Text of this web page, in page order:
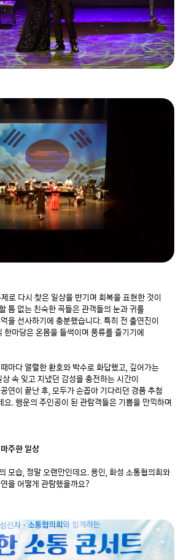
제로 다시 찾은 일상을 반기며 회복을 표현한 것이
틈 없는 친숙한 곡들은 관객들의 눈과 귀를
을 선사하기에 충분했습니다. 특히 전 출연진이
마당은 온몸을 들썩이며 풍류를 즐기기에
마다 열렬한 환호와 박수로 화답했고, 깊어가는
속 잊고 지냈던 감성을 충전하는 시간이
연이 끝난 후, 모두가 손꼽아 기다리던 경품 추첨
요. 행운의 주인공이 된 관람객들은 기쁨을 만끽하며
주한 일상
모습, 정말 오랜만인데요. 용인, 화성 소통협의회와
을 어떻게 관람했을까요?